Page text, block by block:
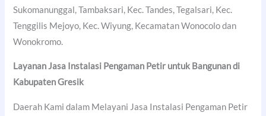
Sukomanunggal, Tambaksari, Kec. Tandes, Tegalsari, Kec.
Tenggilis Mejoyo, Kec. Wiyung, Kecamatan Wonocolo dan
Wonokromo.
Layanan Jasa Instalasi Pengaman Petir untuk Bangunan di
Kabupaten Gresik
Daerah Kami dalam Melayani Jasa Instalasi Pengaman Petir